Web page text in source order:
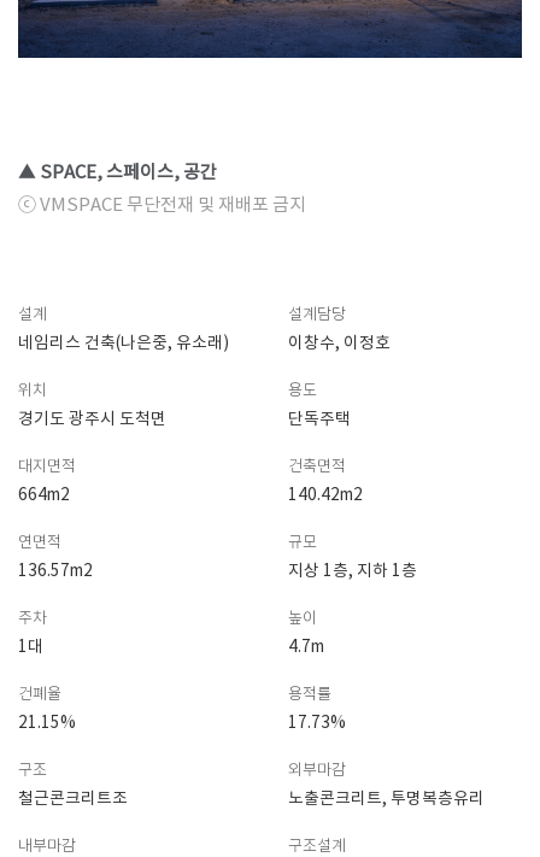
▲ SPACE, 스페이스, 공간
ⓒ VMSPACE 무단전재 및 재배포 금지
설계
네임리스 건축(나은중, 유소래)
설계담당
이창수, 이정호
위치
경기도 광주시 도척면
용도
단독주택
대지면적
664m2
건축면적
140.42m2
연면적
136.57m2
규모
지상 1층, 지하 1층
주차
1대
높이
4.7m
건폐율
21.15%
용적률
17.73%
구조
철근콘크리트조
외부마감
노출콘크리트, 투명복층유리
내부마감 구조설계